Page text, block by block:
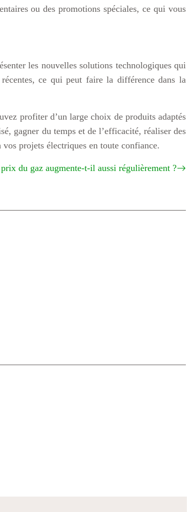
ou des promotions spéciales, ce qui vous
les nouvelles solutions technologiques qui
ce qui peut faire la différence dans la
profiter d’un large choix de produits adaptés
gagner du temps et de l’efficacité, réaliser des
projets électriques en toute confiance.
du gaz augmente-t-il aussi régulièrement ?